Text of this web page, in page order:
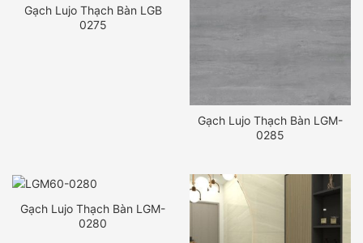
Gạch Lujo Thạch Bàn LGB
0275
Gạch Lujo Thạch Bàn LGM-
0285
Gạch Lujo Thạch Bàn LGM-
0280